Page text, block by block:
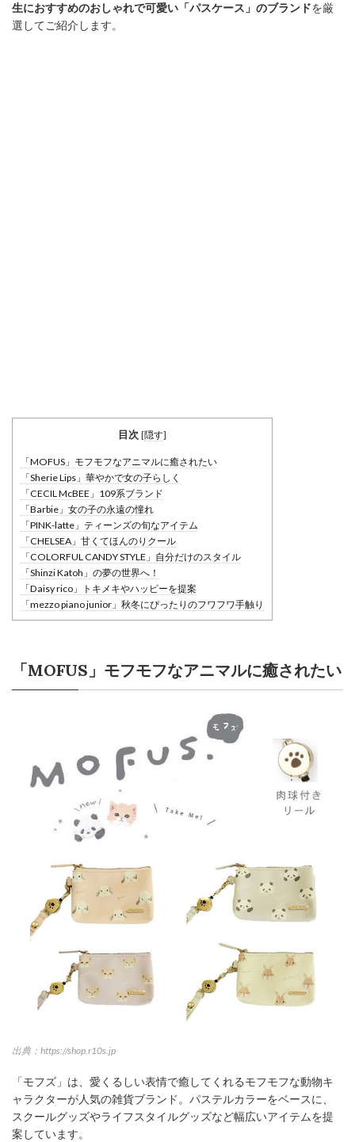
生におすすめのおしゃれで可愛い「パスケース」のブランドを厳
選してご紹介します。
目次 [隠す]
「MOFUS」モフモフなアニマルに癒されたい
「Sherie Lips」華やかで女の子らしく
「CECIL McBEE」109系ブランド
「Barbie」女の子の永遠の憧れ
「PINK-latte」ティーンズの旬なアイテム
「CHELSEA」甘くてほんのりクール
「COLORFUL CANDY STYLE」自分だけのスタイル
「Shinzi Katoh」の夢の世界へ！
「Daisy rico」トキメキやハッピーを提案
「mezzo piano junior」秋冬にぴったりのフワフワ手触り
「MOFUS」モフモフなアニマルに癒されたい
出典：https://shop.r10s.jp
「モフズ」は、愛くるしい表情で癒してくれるモフモフな動物キ
ャラクターが人気の雑貨ブランド。パステルカラーをベースに、
スクールグッズやライフスタイルグッズなど幅広いアイテムを提
案しています。